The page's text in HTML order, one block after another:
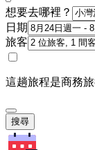
想要去哪裡？
日期
旅客
這趟旅程是商務
搜尋